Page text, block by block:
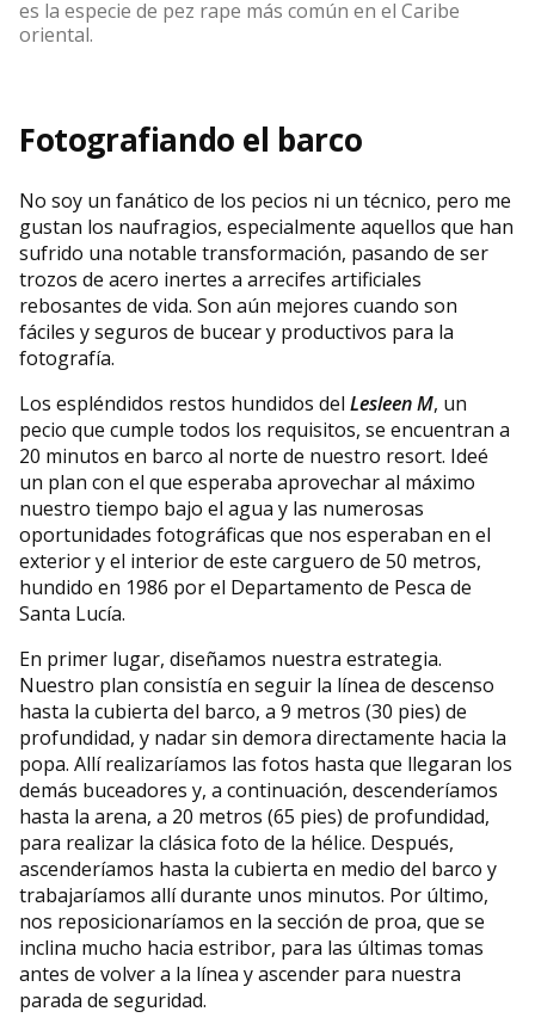
es la especie de pez rape más común en el Caribe
oriental.
Fotografiando el barco
No soy un fanático de los pecios ni un técnico, pero me
gustan los naufragios, especialmente aquellos que han
sufrido una notable transformación, pasando de ser
trozos de acero inertes a arrecifes artificiales
rebosantes de vida. Son aún mejores cuando son
fáciles y seguros de bucear y productivos para la
fotografía.
Los espléndidos restos hundidos del Lesleen M, un
pecio que cumple todos los requisitos, se encuentran a
20 minutos en barco al norte de nuestro resort. Ideé
un plan con el que esperaba aprovechar al máximo
nuestro tiempo bajo el agua y las numerosas
oportunidades fotográficas que nos esperaban en el
exterior y el interior de este carguero de 50 metros,
hundido en 1986 por el Departamento de Pesca de
Santa Lucía.
En primer lugar, diseñamos nuestra estrategia.
Nuestro plan consistía en seguir la línea de descenso
hasta la cubierta del barco, a 9 metros (30 pies) de
profundidad, y nadar sin demora directamente hacia la
popa. Allí realizaríamos las fotos hasta que llegaran los
demás buceadores y, a continuación, descenderíamos
hasta la arena, a 20 metros (65 pies) de profundidad,
para realizar la clásica foto de la hélice. Después,
ascenderíamos hasta la cubierta en medio del barco y
trabajaríamos allí durante unos minutos. Por último,
nos reposicionaríamos en la sección de proa, que se
inclina mucho hacia estribor, para las últimas tomas
antes de volver a la línea y ascender para nuestra
parada de seguridad.